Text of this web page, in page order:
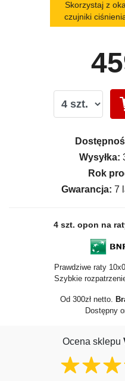
Skorzystaj z
czujniki
Wysyłka:
Rok
Gwarancja: 7
4 szt. opon na
Prawdziwe raty
Szybkie
Od 300zł netto.
Dostępny
Ocena sklepu